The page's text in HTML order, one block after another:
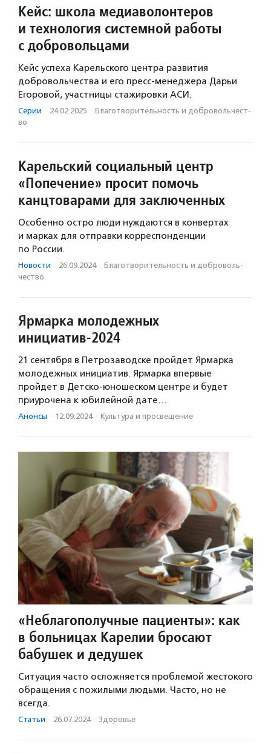
Кейс: школа медиаволонтеров
и технология системной работы
с добровольцами
Кейс успеха Карельского центра развития
добровольчества и его пресс-менеджера Дарьи
Егоровой, участницы стажировки АСИ.
Серии · 24.02.2025 · Благотвори­тель­ность и доброволь­чест­
во
Карельский социальный центр
«Попечение» просит помочь
канцтоварами для заключенных
Особенно остро люди нуждаются в конвертах
и марках для отправки корреспонденции
по России.
Новости · 26.09.2024 · Благотвори­тель­ность и доброволь­
чест­во
Ярмарка молодежных
инициатив-2024
21 сентября в Петрозаводске пройдет Ярмарка
молодежных инициатив. Ярмарка впервые
пройдет в Детско-юношеском центре и будет
приурочена к юбилейной дате…
Анонсы · 12.09.2024 · Культура и просвещение
«Неблагополучные пациенты»: как
в больницах Карелии бросают
бабушек и дедушек
Ситуация часто осложняется проблемой жестокого
обращения с пожилыми людьми. Часто, но не
всегда.
Статьи · 26.07.2024 · Здоровье